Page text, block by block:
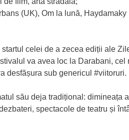
(UK), Om la lună, Haydamaky
celei de a zecea ediții ale
va avea loc la Darabani,
desfășura sub genericul #viitoruri.
său deja tradițional: dimineața
spectacole de teatru și